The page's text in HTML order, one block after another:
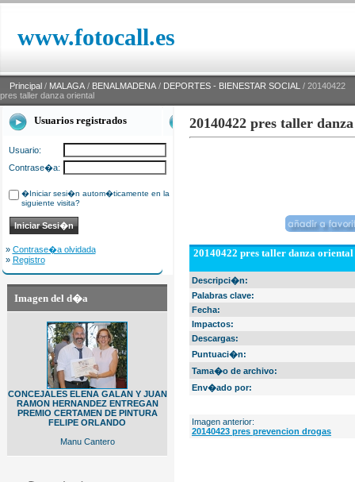
www.fotocall.es
Principal / MALAGA / BENALMADENA / DEPORTES - BIENESTAR SOCIAL / 20140422
pres taller danza oriental
Usuarios registrados
Usuario:
Contrase�a:
�Iniciar sesi�n autom�ticamente en la
siguiente visita?
» Contrase�a olvidada
» Registro
Imagen del d�a
CONCEJALES ELENA GALAN Y JUAN
RAMON HERNANDEZ ENTREGAN
PREMIO CERTAMEN DE PINTURA
FELIPE ORLANDO
Manu Cantero
20140422 pres taller
20140422 pres taller danza oriental
Descripci�n:
Palabras clave:
Fecha:
Impactos:
Descargas:
Puntuaci�n:
Tama�o de archivo:
Env�ado por:
Imagen anterior:
20140423 pres prevencion drogas